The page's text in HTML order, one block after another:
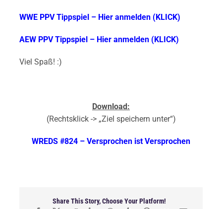
WWE PPV Tippspiel – Hier anmelden (KLICK)
AEW PPV Tippspiel – Hier anmelden (KLICK)
Viel Spaß! :)
Download:
(Rechtsklick -> „Ziel speichern unter“)
WREDS #824 – Versprochen ist Versprochen
Share This Story, Choose Your Platform!